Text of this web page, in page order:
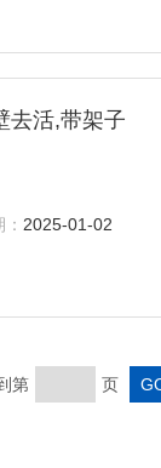
去活,带架子
2025-01-02
第 页